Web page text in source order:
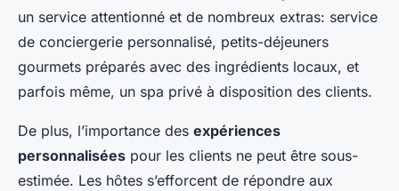
un service attentionné et de nombreux extras: service
de conciergerie personnalisé, petits-déjeuners
gourmets préparés avec des ingrédients locaux, et
parfois même, un spa privé à disposition des clients.
De plus, l’importance des expériences
personnalisées pour les clients ne peut être sous-
estimée. Les hôtes s’efforcent de répondre aux